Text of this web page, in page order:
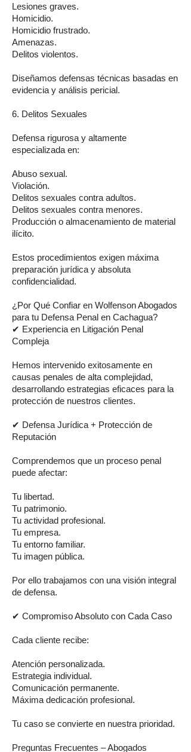
Lesiones graves.
Homicidio.
Homicidio frustrado.
Amenazas.
Delitos violentos.
Diseñamos defensas técnicas basadas en
evidencia y análisis pericial.
6. Delitos Sexuales
Defensa rigurosa y altamente
especializada en:
Abuso sexual.
Violación.
Delitos sexuales contra adultos.
Delitos sexuales contra menores.
Producción o almacenamiento de material
ilícito.
Estos procedimientos exigen máxima
preparación jurídica y absoluta
confidencialidad.
¿Por Qué Confiar en Wolfenson Abogados
para tu Defensa Penal en Cachagua?
✔ Experiencia en Litigación Penal
Compleja
Hemos intervenido exitosamente en
causas penales de alta complejidad,
desarrollando estrategias eficaces para la
protección de nuestros clientes.
✔ Defensa Jurídica + Protección de
Reputación
Comprendemos que un proceso penal
puede afectar:
Tu libertad.
Tu patrimonio.
Tu actividad profesional.
Tu empresa.
Tu entorno familiar.
Tu imagen pública.
Por ello trabajamos con una visión integral
de defensa.
✔ Compromiso Absoluto con Cada Caso
Cada cliente recibe:
Atención personalizada.
Estrategia individual.
Comunicación permanente.
Máxima dedicación profesional.
Tu caso se convierte en nuestra prioridad.
Preguntas Frecuentes – Abogados